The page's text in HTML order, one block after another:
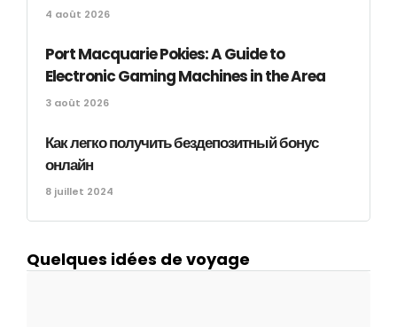
4 août 2026
Port Macquarie Pokies: A Guide to
Electronic Gaming Machines in the Area
3 août 2026
Как легко получить бездепозитный бонус
онлайн
8 juillet 2024
Quelques idées de voyage